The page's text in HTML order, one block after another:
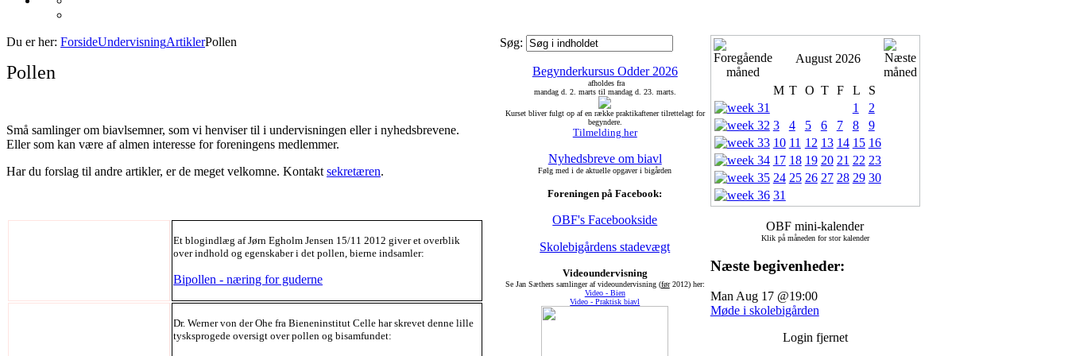
Du er her: ForsideUndervisningArtiklerPollen
Pollen
Små samlinger om biavlsemner, som vi henviser til i undervisningen eller i nyhedsbrevene.
Eller som kan være af almen interesse for foreningens medlemmer.
Har du forslag til andre artikler, er de meget velkomne. Kontakt sekretæren.
Et blogindlæg af Jørn Egholm Jensen 15/11 2012 giver et overblik
over indhold og egenskaber i det pollen, bierne indsamler:
Bipollen - næring for guderne
Dr. Werner von der Ohe fra Bieneninstitut Celle har skrevet denne lille
tysksprogede oversigt over pollen og bisamfundet:
Søg:
Begynderkursus Odder 2026
afholdes fra
mandag d. 2. marts til mandag d. 23. marts.
Kurset bliver fulgt op af en række praktikaftener tilrettelagt for
begyndere.
Tilmelding her
Nyhedsbreve om biavl
Følg med i de aktuelle opgaver i bigården
Foreningen på Facebook:
OBF's Facebookside
Skolebigårdens stadevægt
Videoundervisning
Se Jan Sæthers samlinger af videoundervisning (før2012) her:
Video - Bien
Video - Praktisk biavl
August 2026
M T O T F L
S
1
2
3
4 5 6 7 8
9
10 11 12 13 14 15 16
17 18 19 20 21 22 23
24 25 26 27 28 29 30
31
OBF mini-kalender
Klik på måneden for stor kalender
Næste begivenheder:
Man Aug 17 @19:00
Møde i skolebigården
Login fjernet